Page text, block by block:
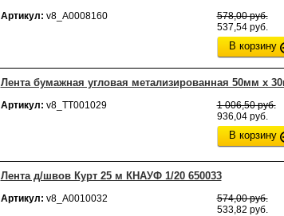
Артикул: v8_А0008160
578,00 руб.
537,54 руб.
В корзину
Лента бумажная угловая метализированная 50мм х
Артикул: v8_ТТ001029
1 006,50 руб.
936,04 руб.
В корзину
Лента д/швов Курт 25 м КНАУФ 1/20 650033
Артикул: v8_А0010032
574,00 руб.
533,82 руб.